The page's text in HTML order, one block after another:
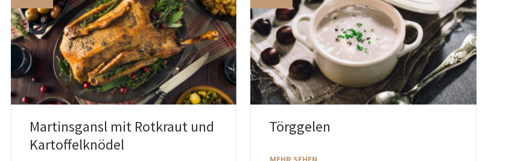
Martinsgansl mit Rotkraut und
Kartoffelknödel
Törggelen